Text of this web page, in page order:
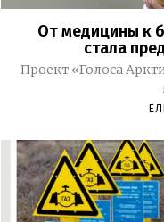
От медицины к
стала
Проект «Голоса Арктики» В Березово, в краю